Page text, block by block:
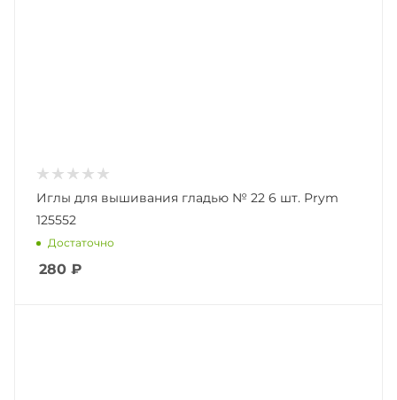
Иглы для вышивания гладью № 22 6 шт. Prym
125552
Достаточно
280 ₽